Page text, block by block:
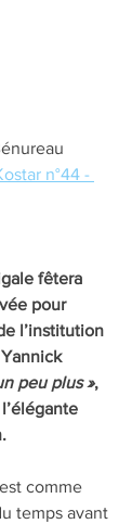
n°44 -
fêtera
pour
l’institution
peu plus »,
comme
temps avant